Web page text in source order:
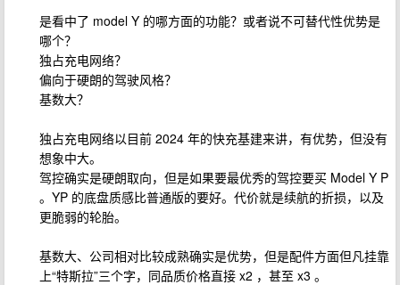
是看中了 model Y 的哪方面的功能？或者说不可替代性优势是
哪个？
独占充电网络？
偏向于硬朗的驾驶风格？
基数大？
独占充电网络以目前 2024 年的快充基建来讲，有优势，但没有
想象中大。
驾控确实是硬朗取向，但是如果要最优秀的驾控要买 Model Y P
。YP 的底盘质感比普通版的要好。代价就是续航的折损，以及
更脆弱的轮胎。
基数大、公司相对比较成熟确实是优势，但是配件方面但凡挂靠
上“特斯拉”三个字，同品质价格直接 x2 ，甚至 x3 。